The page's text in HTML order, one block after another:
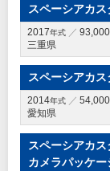
スペーシアカ
2017年式 93,000
三重県
スペーシアカ
2014年式 54,000
愛知県
スペーシアカ
カメラパッケー